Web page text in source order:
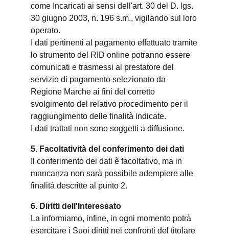
come Incaricati ai sensi dell'art. 30 del D. lgs.
30 giugno 2003, n. 196 s.m., vigilando sul loro
operato.
I dati pertinenti al pagamento effettuato tramite
lo strumento del RID online potranno essere
comunicati e trasmessi al prestatore del
servizio di pagamento selezionato da
Regione Marche ai fini del corretto
svolgimento del relativo procedimento per il
raggiungimento delle finalità indicate.
I dati trattati non sono soggetti a diffusione.
5. Facoltatività del conferimento dei dati
Il conferimento dei dati è facoltativo, ma in
mancanza non sarà possibile adempiere alle
finalità descritte al punto 2.
6. Diritti dell'Interessato
La informiamo, infine, in ogni momento potrà
esercitare i Suoi diritti nei confronti del titolare